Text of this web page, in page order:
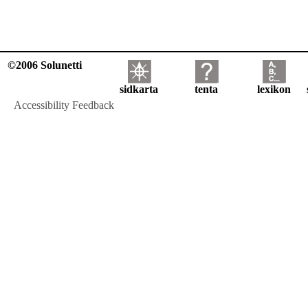
©2006 Solunetti
sidkarta tenta lexikon
Accessibility Feedback